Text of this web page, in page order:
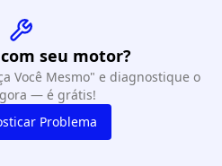
seu motor?
Você Mesmo" e diagnostique o
— é grátis!
Problema